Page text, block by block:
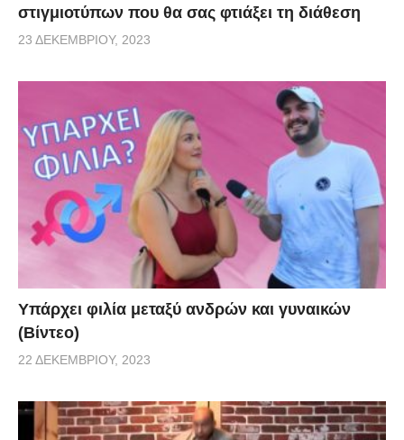
στιγμιοτύπων που θα σας φτιάξει τη διάθεση
23 ΔΕΚΕΜΒΡΊΟΥ, 2023
Υπάρχει φιλία μεταξύ ανδρών και γυναικών
(Βίντεο)
22 ΔΕΚΕΜΒΡΊΟΥ, 2023